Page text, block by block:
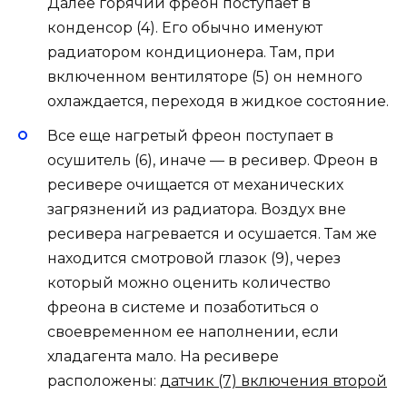
конденсор (4). Его обычно именуют
радиатором кондиционера. Там, при
включенном вентиляторе (5) он немного
охлаждается, переходя в жидкое состояние.
Все еще нагретый фреон поступает в
осушитель (6), иначе — в ресивер. Фреон в
ресивере очищается от механических
загрязнений из радиатора. Воздух вне
ресивера нагревается и осушается. Там же
находится смотровой глазок (9), через
который можно оценить количество
фреона в системе и позаботиться о
своевременном ее наполнении, если
хладагента мало. На ресивере
расположены: датчик (7) включения второй